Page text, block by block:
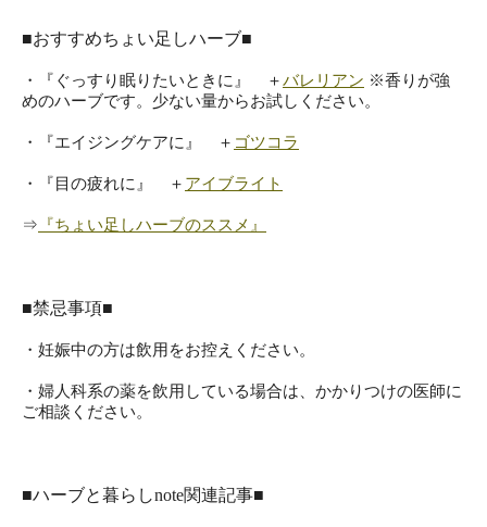
■おすすめちょい足しハーブ■
・『ぐっすり眠りたいときに』 ＋バレリアン ※香りが強
めのハーブです。少ない量からお試しください。
・『エイジングケアに』 ＋ ゴツコラ
・『目の疲れに』 ＋ アイブライト
⇒ 『ちょい足しハーブのススメ』
■禁忌事項■
・妊娠中の方は飲用をお控えください。
・婦人科系の薬を飲用している場合は、かかりつけの医師に
ご相談ください。
■ハーブと暮らしnote関連記事■